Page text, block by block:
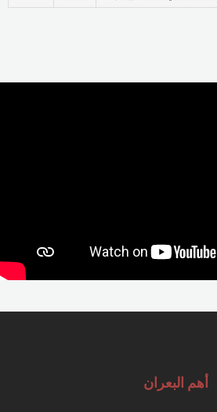
أهم البعران